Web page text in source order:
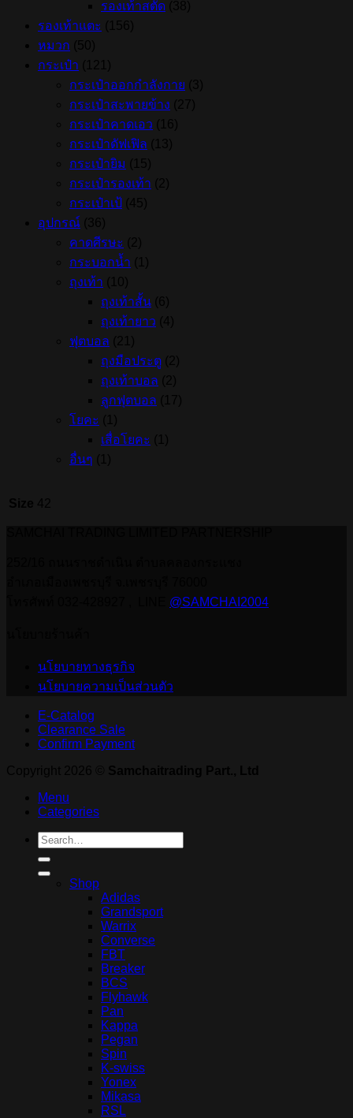
รองเท้าสตั๊ด
รองเท้าแตะ
หมวก
กระเป๋า
กระเป๋าออกกำลังกาย
กระเป๋าสะพายข้าง
กระเป๋าคาดเอว
กระเป๋าดัฟเฟิล
กระเป๋ายิม
กระเป๋ารองเท้า
กระเป๋าเป้
อุปกรณ์
คาดศีรษะ
กระบอกน้ำ
ถุงเท้า
ถุงเท้าสั้น
ถุงเท้ายาว
ฟุตบอล
ถุงมือประตู
ถุงเท้าบอล
ลูกฟุตบอล
โยคะ
เสื่อโยคะ
อื่นๆ
@SAMCHAI2004
นโยบายทางธุรกิจ
นโยบายความเป็นส่วนตัว
E-Catalog
Clearance Sale
Confirm Payment
Menu
Categories
Search
for:
Shop
Adidas
Grandsport
Warrix
Converse
FBT
Breaker
BCS
Flyhawk
Pan
Kappa
Pegan
Spin
K-swiss
Yonex
Mikasa
RSL